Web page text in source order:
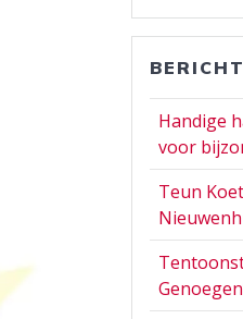
Handige
voor
Teun